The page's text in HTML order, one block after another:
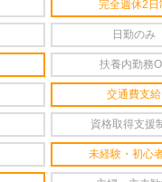
完全週休2日
日勤のみ
扶養内勤務
交通費支給
資格取得支援
未経験・初心